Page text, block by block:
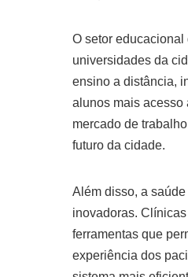
O setor
universidades da
ensino a distância,
alunos mais acesso
mercado de
futuro da cidade.
Além disso, a
inovadoras.
ferramentas que
experiência dos